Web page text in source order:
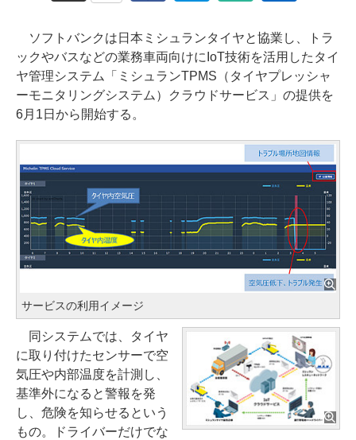
ソフトバンクは日本ミシュランタイヤと協業し、トラ
ックやバスなどの業務車両向けにIoT技術を活用したタイ
ヤ管理システム「ミシュランTPMS（タイヤプレッシャ
ーモニタリングシステム）クラウドサービス」の提供を
6月1日から開始する。
サービスの利用イメージ
同システムでは、タイヤ
に取り付けたセンサーで空
気圧や内部温度を計測し、
基準外になると警報を発
し、危険を知らせるという
もの。ドライバーだけでな